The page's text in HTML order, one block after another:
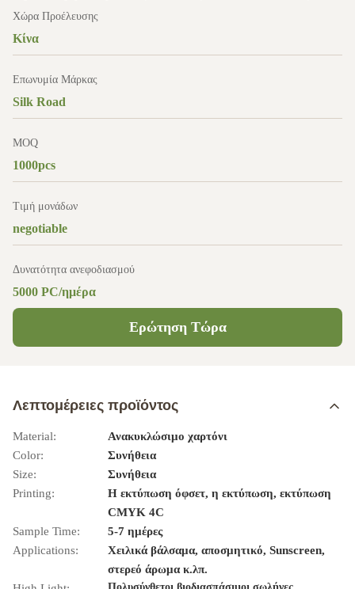
Χώρα Προέλευσης
Κίνα
Επωνυμία Μάρκας
Silk Road
MOQ
1000pcs
Τιμή μονάδων
negotiable
Δυνατότητα ανεφοδιασμού
5000 PC/ημέρα
Ερώτηση Τώρα
Λεπτομέρειες προϊόντος
Material:
Ανακυκλώσιμο χαρτόνι
Color:
Συνήθεια
Size:
Συνήθεια
Printing:
Η εκτύπωση όφσετ, η εκτύπωση, εκτύπωση
CMYK 4C
Sample Time:
5-7 ημέρες
Applications:
Χειλικά βάλσαμα, αποσμητικό, Sunscreen,
στερεό άρωμα κ.λπ.